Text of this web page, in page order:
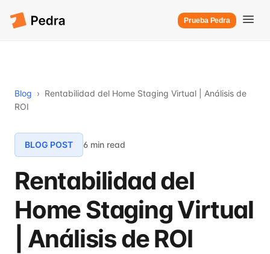
Prueba Pedra
Blog › Rentabilidad del Home Staging Virtual | Análisis de
ROI
BLOG POST 6 min read
Rentabilidad del
Home Staging Virtual
| Análisis de ROI